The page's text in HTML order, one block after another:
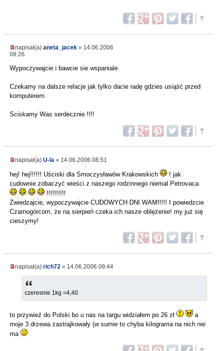
napisał(a) aneta_jacek » 14.06.2006
08:26
Wypoczywajcie i bawcie sie wspaniale.
Czekamy na dalsze relacje jak tylko dacie radę gdzies usiąść przed
komputerem.
Sciskamy Was serdecznie !!!!
napisał(a) U-la » 14.06.2006 08:51
hej! hej!!!!!! Uściski dla Smoczysławów Krakowskich
! jak
cudownie zobaczyć wieści z naszego rodzinnego niemal Petrovaca
!!!!!!!!!!
Zwiedzajcie, wypoczywajcie CUDOWYCH DNI WAM!!!!! I powiedzcie
Czarnogórcom, że na sierpień czeka ich nasze oblężenie! my już się
cieszymy!
napisał(a) rich72 » 14.06.2006 09:44
czeresnie 1kg =4,40
to przywieź do Polski bo u nas na targu widziałem po 26 zł
a
moje 3 drzewa zastrajkowały (w sumie to chyba kilograma na nich nie
ma